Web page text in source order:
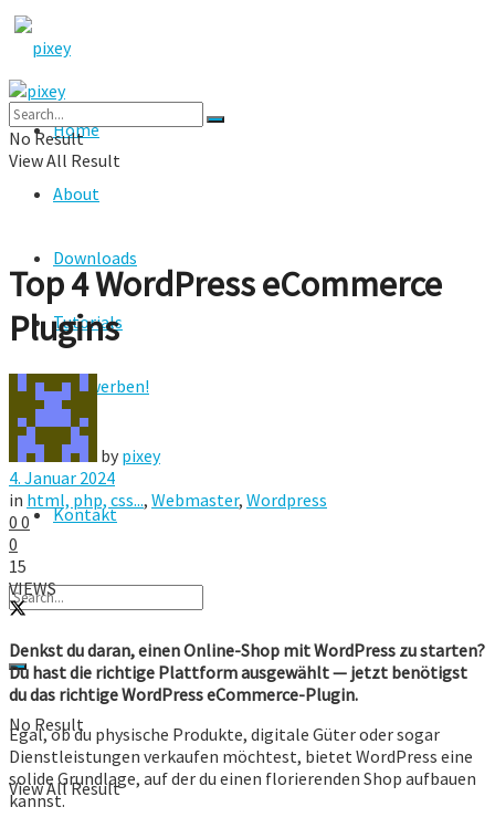
Home
About
Downloads
Tutorials
Hier werben!
FAQ
Kontakt
No Result
View All Result
No Result
View All Result
Top 4 WordPress eCommerce
Plugins
by pixey
4. Januar 2024
in html, php, css..., Webmaster, Wordpress
0 0
0
15
VIEWS
Denkst du daran, einen Online-Shop mit WordPress zu starten?
Du hast die richtige Plattform ausgewählt — jetzt benötigst
du das richtige WordPress eCommerce-Plugin.
Egal, ob du physische Produkte, digitale Güter oder sogar
Dienstleistungen verkaufen möchtest, bietet WordPress eine
solide Grundlage, auf der du einen florierenden Shop aufbauen
kannst.